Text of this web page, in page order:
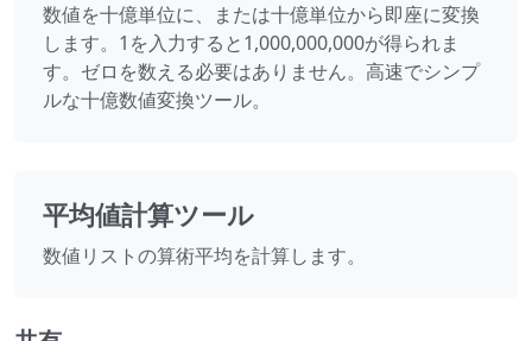
数値を十億単位に、または十億単位から即座に変換
します。1を入力すると1,000,000,000が得られま
す。ゼロを数える必要はありません。高速でシンプ
ルな十億数値変換ツール。
平均値計算ツール
数値リストの算術平均を計算します。